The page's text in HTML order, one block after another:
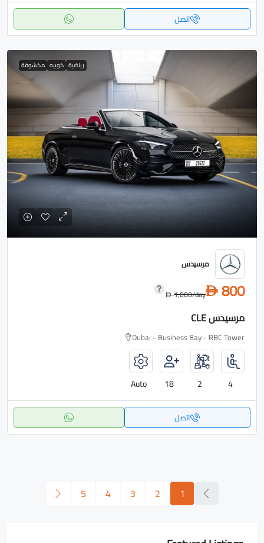
اتصل
رياضية كوبيه مكشوفة
مرسيدس
D 800
D1,000/day
مرسيدس CLE
Dubai - Business Bay - RBC Tower
4
2
18
Auto
اتصل
1
2
3
4
5